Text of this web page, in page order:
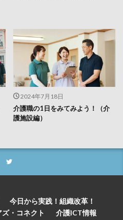
2024年7月18日
介護職の1日をみてみよう！（介
護施設編）
今日から実践！組織改革！
ズ・コネクト 介護ICT情報